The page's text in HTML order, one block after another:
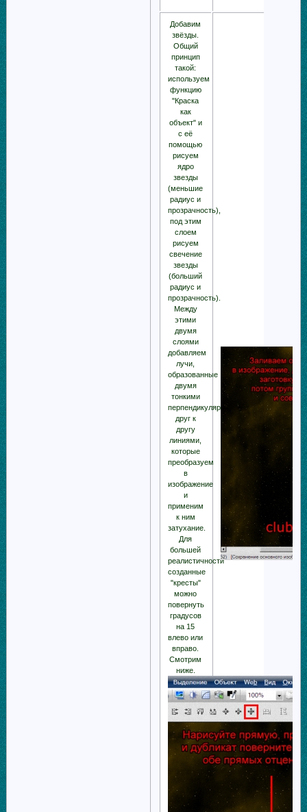
Добавим
звёзды.
Общий
принцип
такой:
используем
функцию
"Краска
как
объект" и
с её
помощью
рисуем
ядро
звезды
(меньшие
радиус и
прозрачность),
под этим
слоем
рисуем
свечение
звезды
(больший
радиус и
прозрачность).
Между
этими
двумя
слоями
добавляем
лучи,
образованные
двумя
тонкими
перпендикулярными
друг к
другу
линиями,
которые
преобразуем
в
изображение
и
применим
к ним
затухание.
Для
большей
реалистичности
созданные
"кресты"
можно
повернуть
градусов
на 15
влево или
вправо.
Смотрим
ниже.